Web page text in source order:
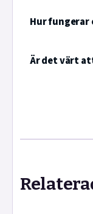
Hur fungerar
Är det värt